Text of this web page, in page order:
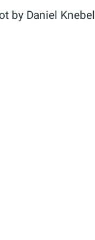
by Daniel Knebel